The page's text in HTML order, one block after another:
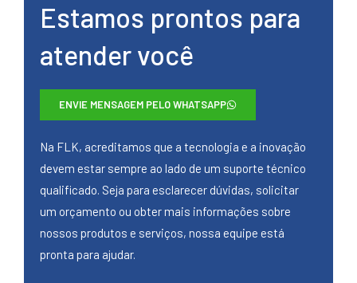
Estamos prontos para
atender você
ENVIE MENSAGEM PELO WHATSAPP
Na FLK, acreditamos que a tecnologia e a inovação
devem estar sempre ao lado de um suporte técnico
qualificado. Seja para esclarecer dúvidas, solicitar
um orçamento ou obter mais informações sobre
nossos produtos e serviços, nossa equipe está
pronta para ajudar.